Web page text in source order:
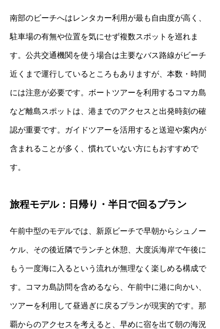
南部のビーチへはレンタカー利用が最も自由度が高く、
駐車場の有無や位置を気にせず複数スポットを巡れま
す。公共交通機関を使う場合は主要なバス路線がビーチ
近くまで運行しているところもありますが、本数・時間
には注意が必要です。ボートツアーを利用するコマカ島
など離島スポットは、港までのアクセスと出発時刻の確
認が重要です。ガイドツアーを活用すると送迎や案内が
含まれることが多く、慣れていない方にもおすすめで
す。
旅程モデル：日帰り・半日で回るプラン
午前中型のモデルでは、新原ビーチで早朝からシュノー
ケル、その後近隣でランチと休憩、大度浜海岸で午後に
もう一度海に入るという流れが無理なく楽しめる構成で
す。コマカ島訪問を含めるなら、午前中に港に向かい、
ツアーを利用して昼過ぎに戻るプランが現実的です。那
覇からのアクセスを考えると、早めに宿を出て朝の海況